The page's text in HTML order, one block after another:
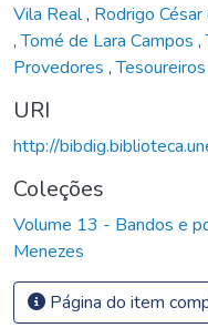
Vila Real, Rodrigo
,Tomé de Lara Campos ,
Provedores ,Tesoureiros
URI
http://
Coleções
Volume 13 - Bandos e
Menezes
Página do item